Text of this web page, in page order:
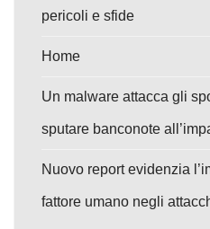
pericoli e sfide
Home
Un malware attacca gli
sputare banconote
Nuovo report evidenzia
fattore umano negli